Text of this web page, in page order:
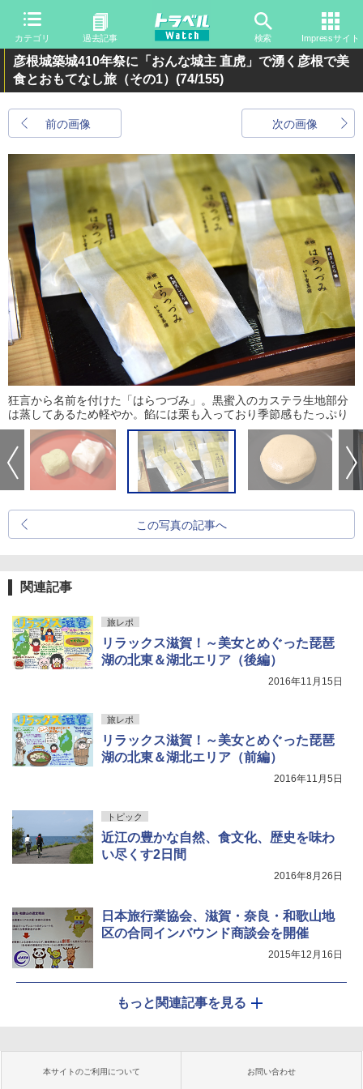
カテゴリ 過去記事 検索 Impressサイト
彦根城築城410年祭に「おんな城主 直虎」で湧く彦根で美
食とおもてなし旅（その1） (74/155)
前の画像 次の画像
狂言から名前を付けた「はらつづみ」。黒蜜入のカステラ生地部分
は蒸してあるため軽やか。餡には栗も入っており季節感もたっぷり
この写真の記事へ
関連記事
旅レポ
リラックス滋賀！～美女とめぐった琵琶
湖の北東＆湖北エリア（後編）
2016年11月15日
旅レポ
リラックス滋賀！～美女とめぐった琵琶
湖の北東＆湖北エリア（前編）
2016年11月5日
トピック
近江の豊かな自然、食文化、歴史を味わ
い尽くす2日間
2016年8月26日
日本旅行業協会、滋賀・奈良・和歌山地
区の合同インバウンド商談会を開催
2015年12月16日
もっと関連記事を見る
本サイトのご利用について お問い合わせ